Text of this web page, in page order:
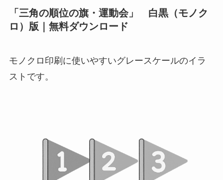
「三角の順位の旗・運動会」 白黒（モノク
ロ）版｜無料ダウンロード
モノクロ印刷に使いやすいグレースケールのイラ
ストです。